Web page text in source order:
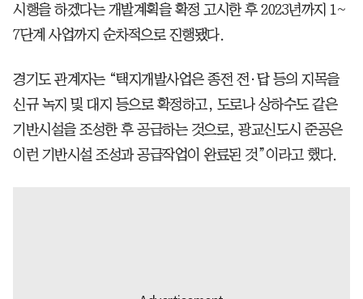
시행을 하겠다는 개발계획을 확정 고시한 후 2023년까지 1~
7단계 사업까지 순차적으로 진행됐다.
경기도 관계자는 “택지개발사업은 종전 전·답 등의 지목을
신규 녹지 및 대지 등으로 확정하고, 도로나 상하수도 같은
기반시설을 조성한 후 공급하는 것으로, 광교신도시 준공은
이런 기반시설 조성과 공급작업이 완료된 것”이라고 했다.